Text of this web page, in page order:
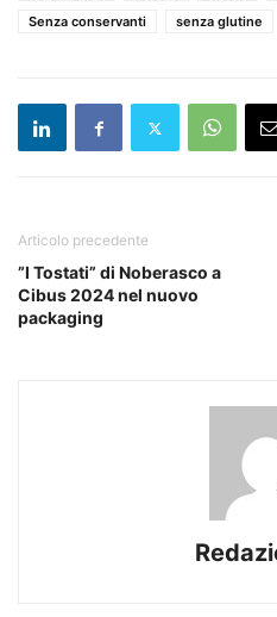
Senza conservanti
senza glutine
Articolo precedente
”I Tostati” di Noberasco a
Cibus 2024 nel nuovo
packaging